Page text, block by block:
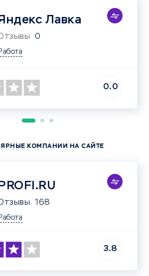
Лавка
0
0.0
КОМПАНИИ НА САЙТЕ
PROFI.RU
168
3.8